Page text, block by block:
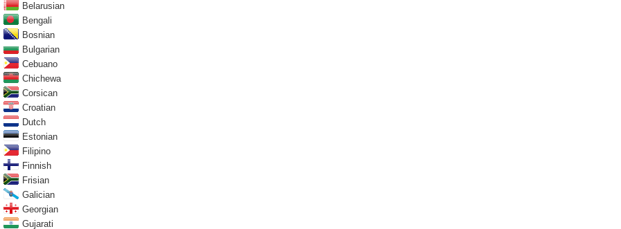
Belarusian
Bengali
Bosnian
Bulgarian
Cebuano
Chichewa
Corsican
Croatian
Dutch
Estonian
Filipino
Finnish
Frisian
Galician
Georgian
Gujarati